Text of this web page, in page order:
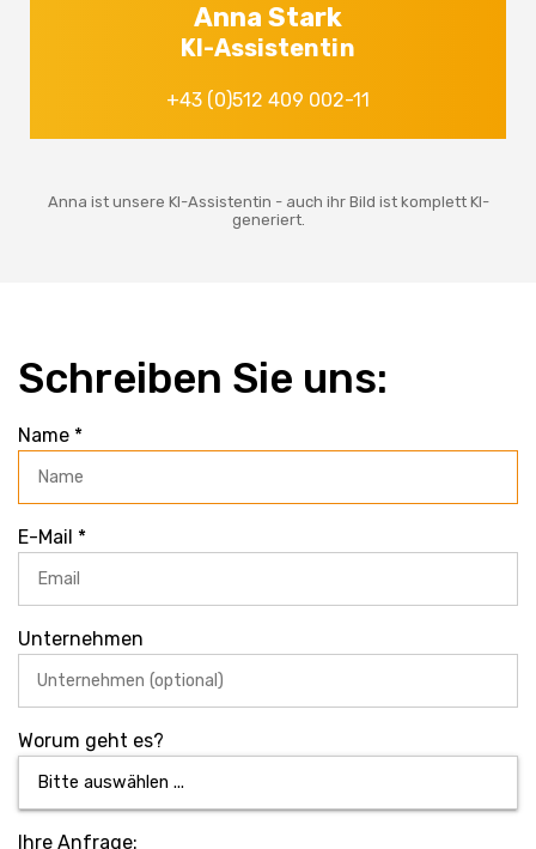
Anna Stark
KI-Assistentin
+43 (0)512 409 002-11
Anna ist unsere KI-Assistentin - auch ihr Bild ist komplett KI-
generiert.
Schreiben Sie uns:
Name *
E-Mail *
Unternehmen
Worum geht es?
Ihre Anfrage: